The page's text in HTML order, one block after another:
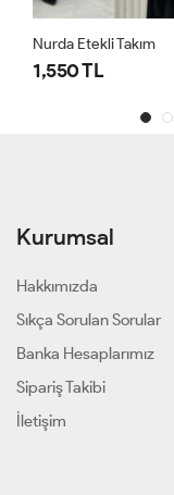
Nurda Etekli Takım
1,550 TL
Kurumsal
Hakkımızda
Sıkça Sorulan Sorular
Banka Hesaplarımız
Sipariş Takibi
İletişim